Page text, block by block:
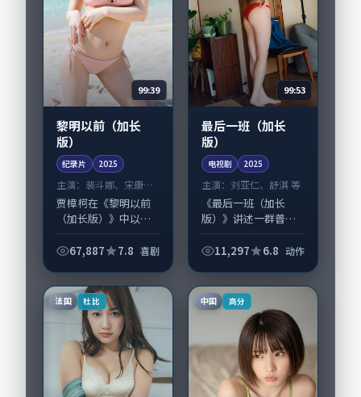
99:39
黎明以前（加长
版）
纪录片 2025
主演： 裴斗娜、宋康昊
等
贾樟柯在《黎明以前
（加长版）》中以细
张力，裴斗娜、宋康
主要在泰国完成制作
协同，2025-0...
67,887 7.8 喜剧
99:53
最后一班（加长
版）
电视剧 2025
主演： 刘亚仁、舒淇 等
《最后一班（加长
版）》讲述一群普通
改写人生轨迹的故
头。导演丹尼·博伊
尔擅长留白叙事，刘
11,297 6.8 动作
法国 杜比 中国 高分